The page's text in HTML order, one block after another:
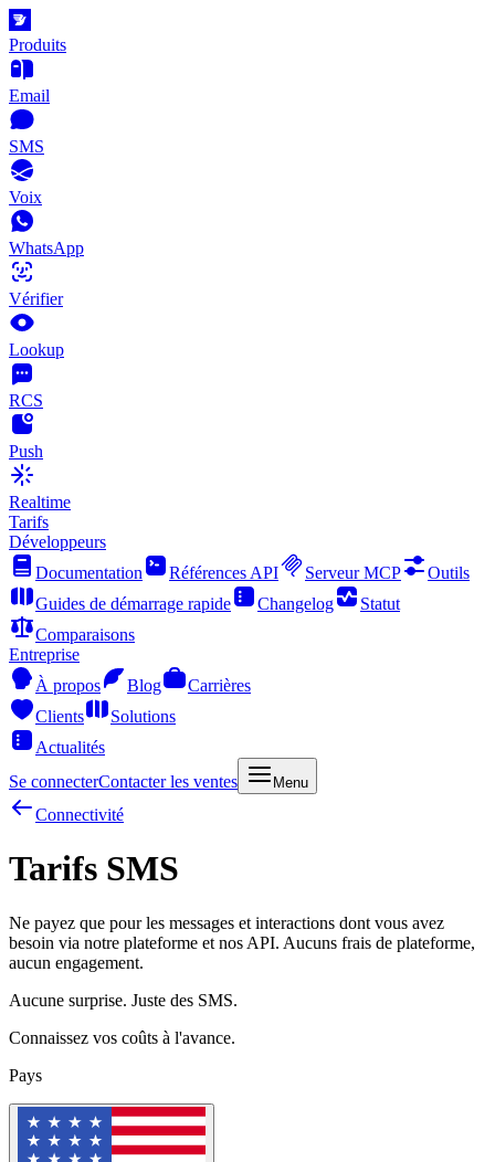
Produits
Email
SMS
Voix
WhatsApp
Vérifier
Lookup
RCS
Push
Realtime
Tarifs
Développeurs
Documentation
Références API Serveur MCP
Outils
Guides de démarrage rapide
Changelog
Statut
Comparaisons
Entreprise
À propos
Blog
Carrières
Clients
Solutions
Actualités
Se connecterContacter les ventes Menu
Connectivité
Tarifs SMS
Ne payez que pour les messages et interactions dont vous avez
besoin via notre plateforme et nos API. Aucuns frais de plateforme,
aucun engagement.
Aucune surprise. Juste des SMS.
Connaissez vos coûts à l'avance.
Pays